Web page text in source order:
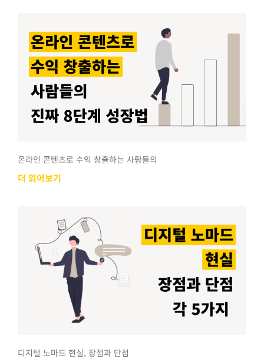
온라인 콘텐츠로 수익 창출하는 사람들의
더 읽어보기
디지털 노마드 현실, 장점과 단점